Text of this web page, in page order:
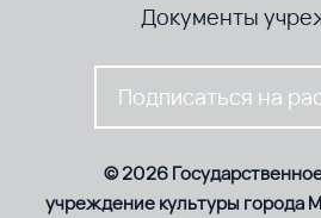
Документы
Подписаться на
© 2026
учреждение культуры города